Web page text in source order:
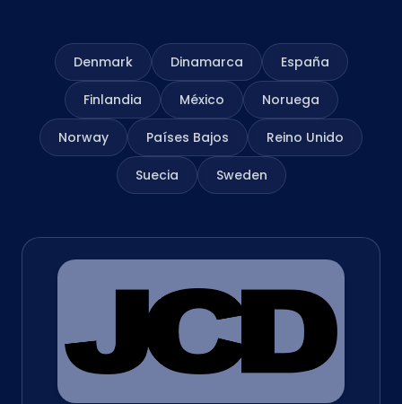
Denmark Dinamarca España
Finlandia México Noruega
Norway Países Bajos Reino Unido
Suecia Sweden